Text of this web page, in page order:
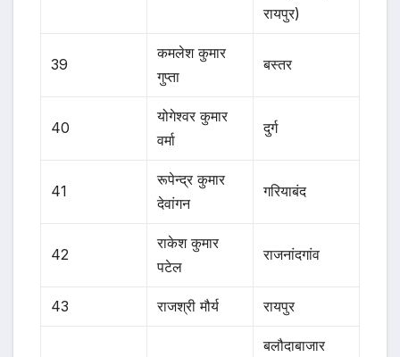
रायपुर)
39
कमलेश कुमार
गुप्ता
बस्तर
40
योगेश्वर कुमार
वर्मा
दुर्ग
41
रूपेन्द्र कुमार
देवांगन
गरियाबंद
42
राकेश कुमार
पटेल
राजनांदगांव
43 राजश्री मौर्य रायपुर
बलौदाबाजार